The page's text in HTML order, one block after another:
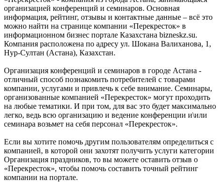
организацией конференций и семинаров. Основная
информация, рейтинг, отзывы и контактные данные – всё это
можно найти на странице компании «Перекресток» в
информационном бизнес портале Казахстана bizneskz.su.
Компания расположена по адресу ул. Шокана Валиханова, 1,
Нур-Султан (Астана), Казахстан.
Организация конференций и семинаров в городе Астана -
отличный способ познакомить потребителей с товарами
компании, услугами и привлечь к себе внимание. Семинары,
организованные компанией «Перекресток» могут проходить
на любые тематики. И при том, для вас это будет максимально
легко, ведь всю организацию и ведение конференции и\или
семинара возьмет на себя персонал «Перекресток».
Если вы хотите помочь другим пользователям определиться с
компанией, в которой они захотят получить услуги категории
Организация праздников, то вы можете оставить отзыв о
«Перекресток», чтобы помочь составить точный рейтинг
компании на портале.